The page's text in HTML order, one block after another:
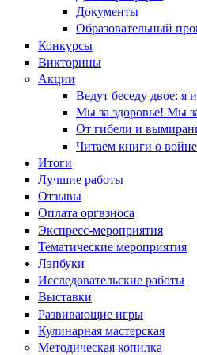
Документы
Образовательный
Конкурсы
Викторины
Акции
Ведут беседу двое: я
Мы за здоровье! Мы
От гибели и
Читаем книги о войне
Итоги
Лучшие работы
Отзывы
Оплата оргвзноса
Экспресс-мероприятия
Тематические мероприятия
Лэпбуки
Исследовательские работы
Выставки
Развивающие игры
Кулинарная мастерская
Методическая копилка